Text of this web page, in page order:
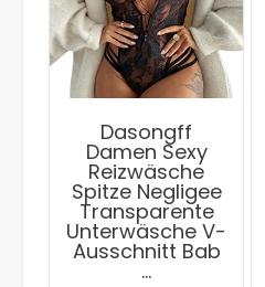
Dasongff
Damen Sexy
Reizwäsche
Spitze Negligee
Transparente
Unterwäsche V-
Ausschnitt Bab
…